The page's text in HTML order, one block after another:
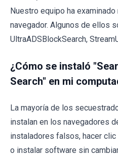
Nuestro equipo ha
navegador. Algunos de ellos
UltraADSBlockSearch,
¿Cómo se instaló
Search" en mi
La mayoría de los
instalan en los navegadores
instaladores falsos, hacer
o instalar software sin